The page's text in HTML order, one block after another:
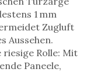
1 mm
Zugluft
Aussehen.
Rolle: Mit
Paneele,